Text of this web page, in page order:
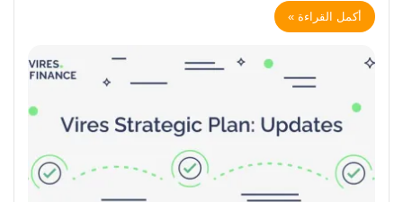
أكمل القراءة »